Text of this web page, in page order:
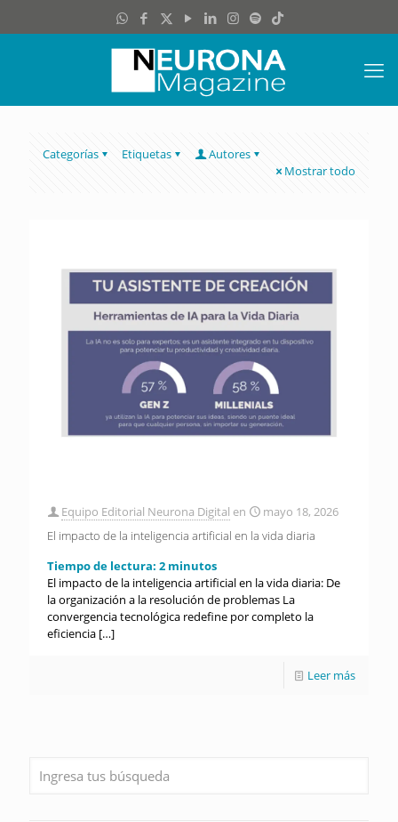
Categorías Etiquetas
Autores
Mostrar todo
Equipo Editorial Neurona Digital en
mayo 18, 2026
El impacto de la inteligencia artificial en la vida diaria
Tiempo de lectura: 2 minutos
El impacto de la inteligencia artificial en la vida diaria: De
la organización a la resolución de problemas La
convergencia tecnológica redefine por completo la
eficiencia […]
Leer más